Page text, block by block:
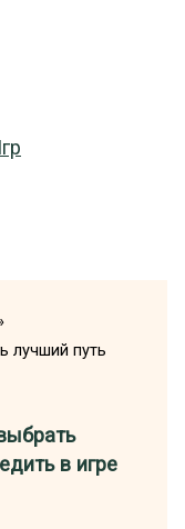
лучший путь
в игре